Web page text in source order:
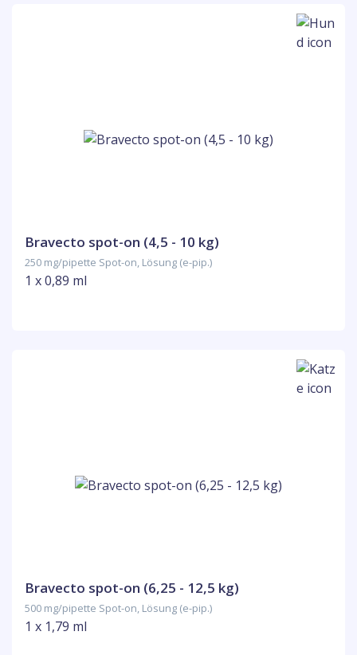
Bravecto spot-on (4,5 - 10 kg)
250 mg/pipette Spot-on, Lösung (e-pip.)
1 x 0,89 ml
Bravecto spot-on (6,25 - 12,5 kg)
500 mg/pipette Spot-on, Lösung (e-pip.)
1 x 1,79 ml